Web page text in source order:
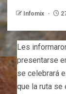
Infomix
Les
presentarse
se celebrará
que la ruta se